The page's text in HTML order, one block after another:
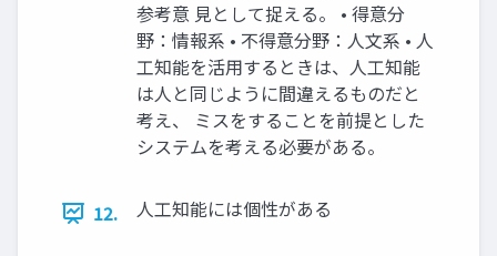
参考意 見として捉える。 • 得意分
野：情報系 • 不得意分野：人文系 • 人
工知能を活用するときは、人工知能
は人と同じように間違えるものだと
考え、 ミスをすることを前提とした
システムを考える必要がある。
12. 人工知能には個性がある